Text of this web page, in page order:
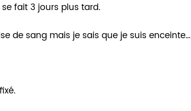
fait 3 jours plus tard.
de sang mais je sais que je suis enceinte…